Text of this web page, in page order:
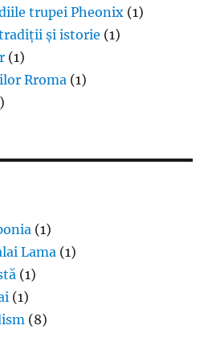
trupei Pheonix (1)
și istorie (1)
(1)
Rroma (1)
(1)
Lama (1)
(1)
(1)
(8)